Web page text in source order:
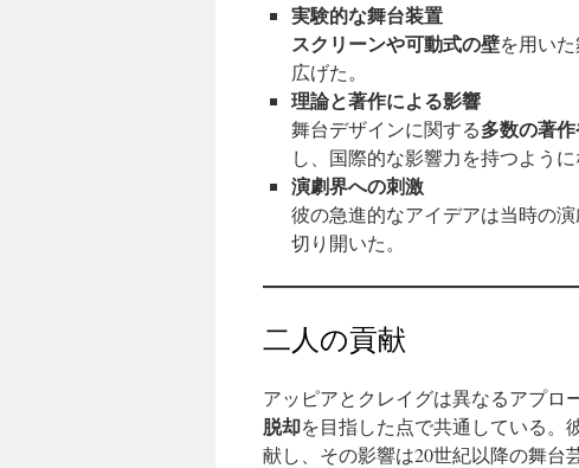
実験的な舞台装置
スクリーンや可動式の壁を用い
広げた。
理論と著作による影響
舞台デザインに関する多数の著
し、国際的な影響力を持つように
演劇界への刺激
彼の急進的なアイデアは当時の演
切り開いた。
二人の貢献
アッピアとクレイグは異なるアプロ
脱却を目指した点で共通している。
献し、その影響は20世紀以降の舞台